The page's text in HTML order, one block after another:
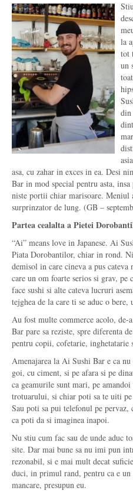
la
tot
un
din
asa, cu zahar in exces in ea. Desi
Bar in mod special pentru asta,
niste portii chiar marisoare. Meniul
surprinzator de lung. (GB –
Partea cealalta a Pietei
“Ai” means love in Japanese. Ai
Piata Dorobantilor, chiar in rond.
demisol in care cineva a pus
care un om foarte serios si grav, pe
face sushi si alte cateva lucruri
tejghea de la care ti se aduc o bere,
Au fost multe commerce acolo,
Bar pare sa reziste, spre diferenta
pentru copii, cofetarie,
Amenajarea la Ai Sushi Bar e ca
goi, cu ciment, si pe afara si pe
ca geamurile sunt mari, pe
trotuarului, si chiar poti sa te uiti
Sau poti sa pui telefonul pe pervaz,
ca poti da si imaginea inapoi.
Nu stiu cum fac sau de unde aduc
site. Dar mai bune sa nu imi pun
rezonabil, si e mai mult decat
duci, in primul rand, pentru ca e
mancare, presupun eu.